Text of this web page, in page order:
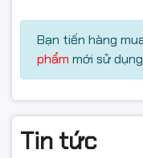
Màu sắc
Dung lượng in
Máy in tương thích
Bạn tiến hàng
phẩm mới sử
Tin tức